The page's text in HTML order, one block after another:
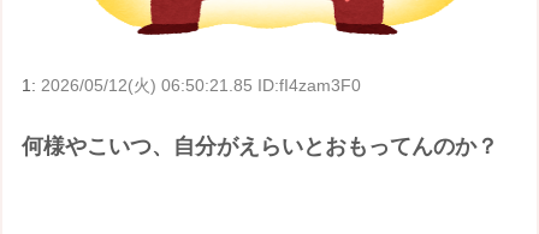
1: 2026/05/12(火) 06:50:21.85 ID:fI4zam3F0
何様やこいつ、自分がえらいとおもってんのか？